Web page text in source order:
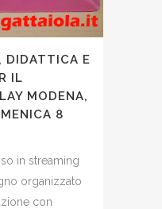
DIDATTICA E
IL
MODENA,
8
in streaming
organizzato
con